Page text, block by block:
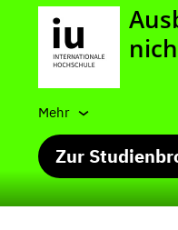
Mehr
Zur